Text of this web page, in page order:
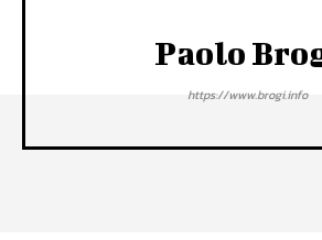
Paolo
https://www.brogi.info